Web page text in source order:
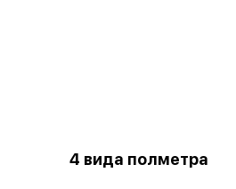
4 вида полметра